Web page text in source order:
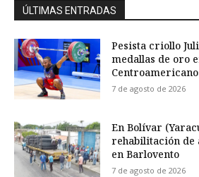
ÚLTIMAS ENTRADAS
Pesista criollo
medallas de oro
7 de agosto de 2026
En Bolívar
rehabilitación de
en Barlovento
7 de agosto de 2026